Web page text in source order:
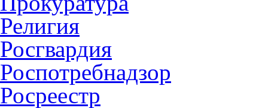
Религия
Росгвардия
Роспотребнадзор
Росреестр